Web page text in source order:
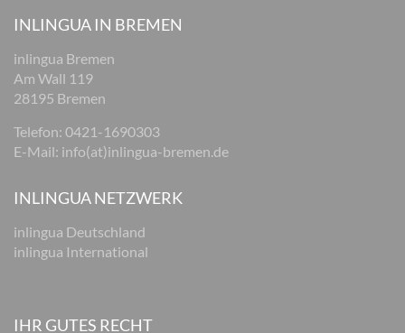
INLINGUA IN BREMEN
inlingua Bremen
Am Wall 119
28195 Bremen
Telefon: 0421-1690303
E-Mail: info(at)inlingua-bremen.de
INLINGUA NETZWERK
inlingua Deutschland
inlingua International
IHR GUTES RECHT